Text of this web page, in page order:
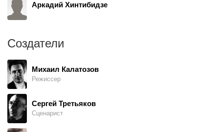
Аркадий Хинтибидзе
Создатели
Михаил Калатозов
Режиссер
Сергей Третьяков
Сценарист